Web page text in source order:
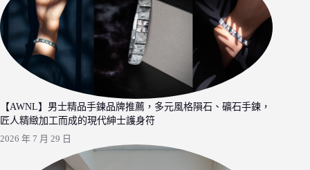
【AWNL】男士精品手鍊品牌推薦，多元風格隕石、礦石手鍊，
匠人精緻加工而成的現代紳士護身符
2026 年 7 月 29 日